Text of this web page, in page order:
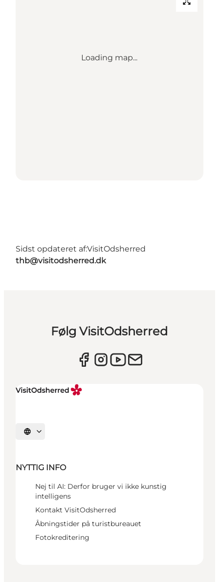
Loading map...
Sidst opdateret af:VisitOdsherred
thb@visitodsherred.dk
Følg VisitOdsherred
Vælg sprog
NYTTIG INFO
Nej til AI: Derfor bruger vi ikke kunstig
intelligens
Kontakt VisitOdsherred
Åbningstider på turistbureauet
Fotokreditering